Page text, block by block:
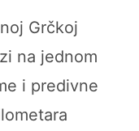
Grčkoj
na jednom
i predivne